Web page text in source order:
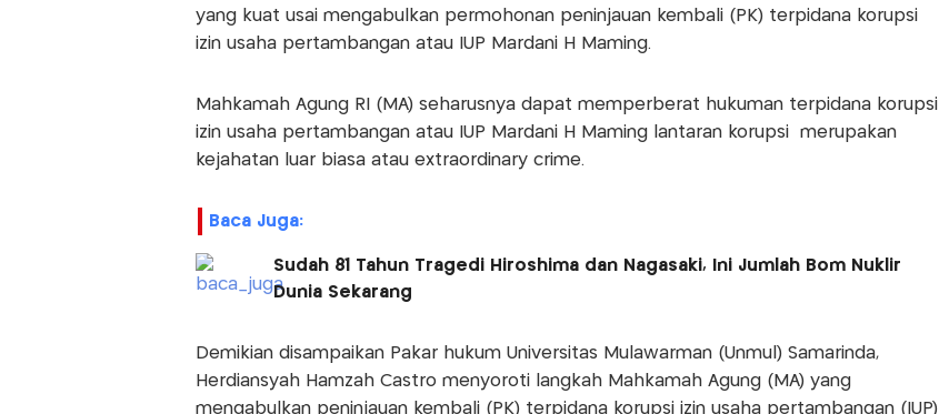
yang kuat usai mengabulkan permohonan peninjauan kembali (PK) terpidana korupsi
izin usaha pertambangan atau IUP Mardani H Maming.
Mahkamah Agung RI (MA) seharusnya dapat memperberat hukuman terpidana korupsi
izin usaha pertambangan atau IUP Mardani H Maming lantaran korupsi merupakan
kejahatan luar biasa atau extraordinary crime.
Baca Juga:
Sudah 81 Tahun Tragedi Hiroshima dan Nagasaki, Ini Jumlah Bom Nuklir
Dunia Sekarang
Demikian disampaikan Pakar hukum Universitas Mulawarman (Unmul) Samarinda,
Herdiansyah Hamzah Castro menyoroti langkah Mahkamah Agung (MA) yang
mengabulkan peninjauan kembali (PK) terpidana korupsi izin usaha pertambangan (IUP)